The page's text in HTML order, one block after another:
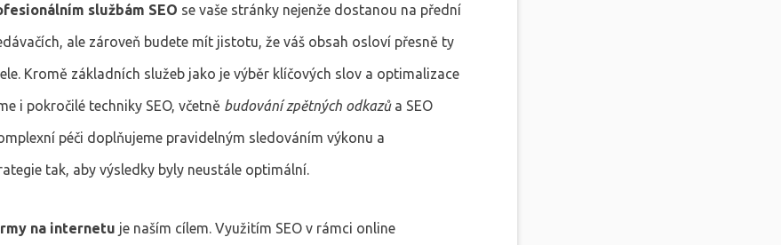
službám SEO se vaše stránky nejenže dostanou na přední
ale zároveň budete mít jistotu, že váš obsah osloví přesně ty
Kromě základních služeb jako je výběr klíčových slov a optimalizace
i pokročilé techniky SEO, včetně budování zpětných odkazůa SEO
péči doplňujeme pravidelným sledováním výkonu a
tak, aby výsledky byly neustále optimální.
na internetu je naším cílem. Využitím SEO v rámci online